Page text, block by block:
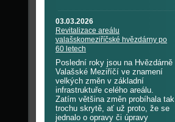
03.03.2026
Revitalizace areálu
valašskomeziříčské hvězdárny po
60 letech
Poslední roky jsou na Hvězdárně
Valašské Meziříčí ve znamení
velkých změn v základní
infrastruktuře celého areálu.
Zatím většina změn probíhala tak
trochu skrytě, ať už proto, že se
jednalo o opravy či úpravy